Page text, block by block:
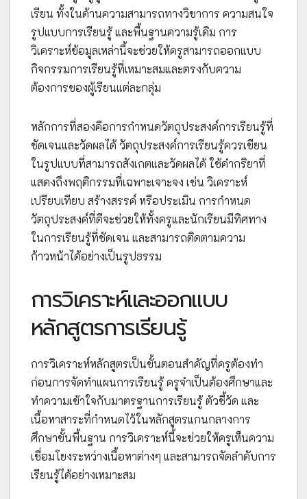
เรียน ทั้งในด้านความสามารถทางวิชาการ ความสนใจ
รูปแบบการเรียนรู้ และพื้นฐานความรู้เดิม การ
วิเคราะห์ข้อมูลเหล่านี้จะช่วยให้ครูสามารถออกแบบ
กิจกรรมการเรียนรู้ที่เหมาะสมและตรงกับความ
ต้องการของผู้เรียนแต่ละกลุ่ม
หลักการที่สองคือการกำหนดวัตถุประสงค์การเรียนรู้ที่
ชัดเจนและวัดผลได้ วัตถุประสงค์การเรียนรู้ควรเขียน
ในรูปแบบที่สามารถสังเกตและวัดผลได้ ใช้คำกริยาที่
แสดงถึงพฤติกรรมที่เฉพาะเจาะจง เช่น วิเคราะห์
เปรียบเทียบ สร้างสรรค์ หรือประเมิน การกำหนด
วัตถุประสงค์ที่ดีจะช่วยให้ทั้งครูและนักเรียนมีทิศทาง
ในการเรียนรู้ที่ชัดเจน และสามารถติดตามความ
ก้าวหน้าได้อย่างเป็นรูปธรรม
การวิเคราะห์และออกแบบ
หลักสูตรการเรียนรู้
การวิเคราะห์หลักสูตรเป็นขั้นตอนสำคัญที่ครูต้องทำ
ก่อนการจัดทำแผนการเรียนรู้ ครูจำเป็นต้องศึกษาและ
ทำความเข้าใจกับมาตรฐานการเรียนรู้ ตัวชี้วัด และ
เนื้อหาสาระที่กำหนดไว้ในหลักสูตรแกนกลางการ
ศึกษาขั้นพื้นฐาน การวิเคราะห์นี้จะช่วยให้ครูเห็นความ
เชื่อมโยงระหว่างเนื้อหาต่างๆ และสามารถจัดลำดับการ
เรียนรู้ได้อย่างเหมาะสม